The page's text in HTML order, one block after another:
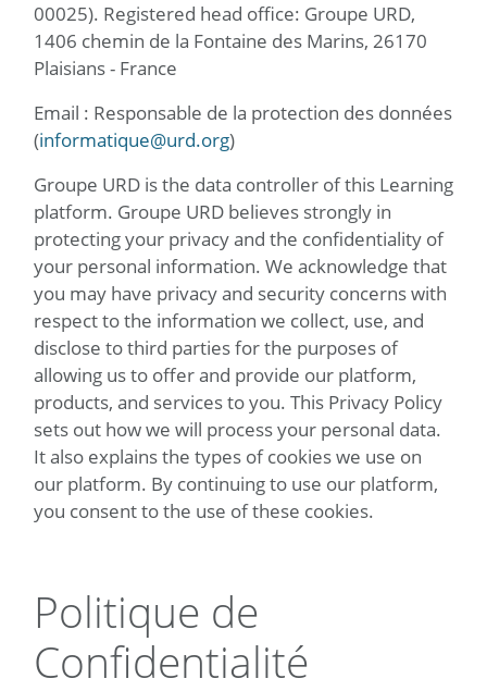
00025). Registered head office: Groupe URD,
1406 chemin de la Fontaine des Marins, 26170
Plaisians - France
Email : Responsable de la protection des données
(informatique@urd.org)
Groupe URD is the data controller of this Learning
platform. Groupe URD believes strongly in
protecting your privacy and the confidentiality of
your personal information. We acknowledge that
you may have privacy and security concerns with
respect to the information we collect, use, and
disclose to third parties for the purposes of
allowing us to offer and provide our platform,
products, and services to you. This Privacy Policy
sets out how we will process your personal data.
It also explains the types of cookies we use on
our platform. By continuing to use our platform,
you consent to the use of these cookies.
Politique de
Confidentialité